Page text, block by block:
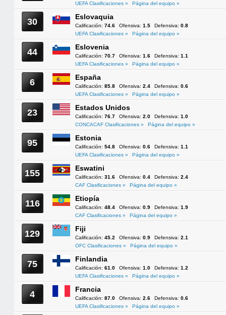
UEFA Clasificaciones »
Página del equipo »
30 Eslovaquia
Calificación: 74.6 Ofensiva: 1.5 Defensiva: 0.8
UEFA Clasificaciones »
Página del equipo »
44 Eslovenia
Calificación: 70.7 Ofensiva: 1.6 Defensiva: 1.1
UEFA Clasificaciones »
Página del equipo »
6 España
Calificación: 85.8 Ofensiva: 2.4 Defensiva: 0.6
UEFA Clasificaciones »
Página del equipo »
23 Estados Unidos
Calificación: 76.7 Ofensiva: 2.0 Defensiva: 1.0
CONCACAF Clasificaciones »
Página del equipo »
95 Estonia
Calificación: 54.8 Ofensiva: 0.6 Defensiva: 1.1
UEFA Clasificaciones »
Página del equipo »
155 Eswatini
Calificación: 31.6 Ofensiva: 0.4 Defensiva: 2.4
CAF Clasificaciones »
Página del equipo »
116 Etiopía
Calificación: 48.4 Ofensiva: 0.9 Defensiva: 1.9
CAF Clasificaciones »
Página del equipo »
129 Fiji
Calificación: 45.2 Ofensiva: 0.9 Defensiva: 2.1
OFC Clasificaciones »
Página del equipo »
75 Finlandia
Calificación: 61.0 Ofensiva: 1.0 Defensiva: 1.2
UEFA Clasificaciones »
Página del equipo »
4 Francia
Calificación: 87.0 Ofensiva: 2.6 Defensiva: 0.6
UEFA Clasificaciones »
Página del equipo »